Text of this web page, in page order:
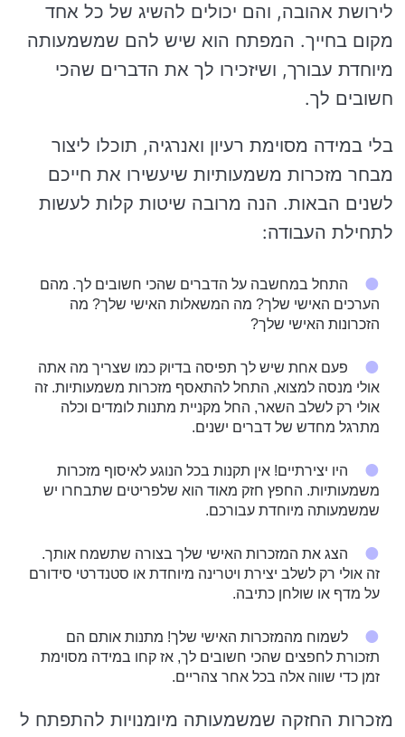
לירושת אהובה, והם יכולים להשיג של כל אחד
מקום בחייך. המפתח הוא שיש להם שמשמעותה
מיוחדת עבורך, ושיזכירו לך את הדברים שהכי
חשובים לך.
בלי במידה מסוימת רעיון ואנרגיה, תוכלו ליצור
מבחר מזכרות משמעותיות שיעשירו את חייכם
לשנים הבאות. הנה מרובה שיטות קלות לעשות
לתחילת העבודה:
התחל במחשבה על הדברים שהכי חשובים לך. מהם
הערכים האישי שלך? מה המשאלות האישי שלך? מה
הזכרונות האישי שלך?
פעם אחת שיש לך תפיסה בדיוק כמו שצריך מה אתה
אולי מנסה למצוא, התחל להתאסף מזכרות משמעותיות. זה
אולי רק לשלב השאר, החל מקניית מתנות לומדים וכלה
מתרגל מחדש של דברים ישנים.
היו יצירתיים! אין תקנות בכל הנוגע לאיסוף מזכרות
משמעותיות. החפץ חזק מאוד הוא שלפריטים שתבחרו יש
שמשמעותה מיוחדת עבורכם.
הצג את המזכרות האישי שלך בצורה שתשמח אותך.
זה אולי רק לשלב יצירת ויטרינה מיוחדת או סטנדרטי סידורם
על מדף או שולחן כתיבה.
לשמוח מהמזכרות האישי שלך! מתנות אותם הם
תזכורת לחפצים שהכי חשובים לך, אז קחו במידה מסוימת
זמן כדי שווה אלה בכל אחר צהריים.
מזכרות החזקה שמשמעותה מיומנויות להתפתח ל